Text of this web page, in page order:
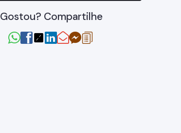
Gostou? Compartilhe